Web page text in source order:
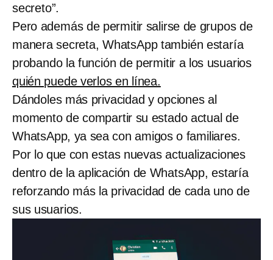
secreto”.
Pero además de permitir salirse de grupos de
manera secreta, WhatsApp también estaría
probando la función de permitir a los usuarios
quién puede verlos en línea.
Dándoles más privacidad y opciones al
momento de compartir su estado actual de
WhatsApp, ya sea con amigos o familiares.
Por lo que con estas nuevas actualizaciones
dentro de la aplicación de WhatsApp, estaría
reforzando más la privacidad de cada uno de
sus usuarios.